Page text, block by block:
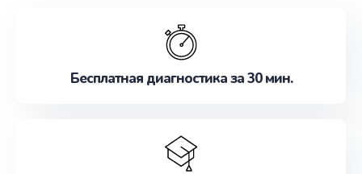
наилучшим образом. Не медлите записаться на
Бесплатная диагностика за 30 мин.